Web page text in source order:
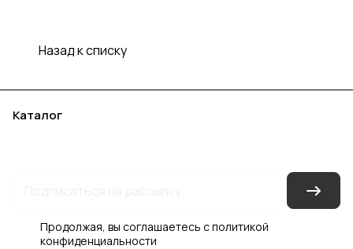
Назад к списку
Каталог
Продолжая, вы соглашаетесь сполитикой
конфиденциальности